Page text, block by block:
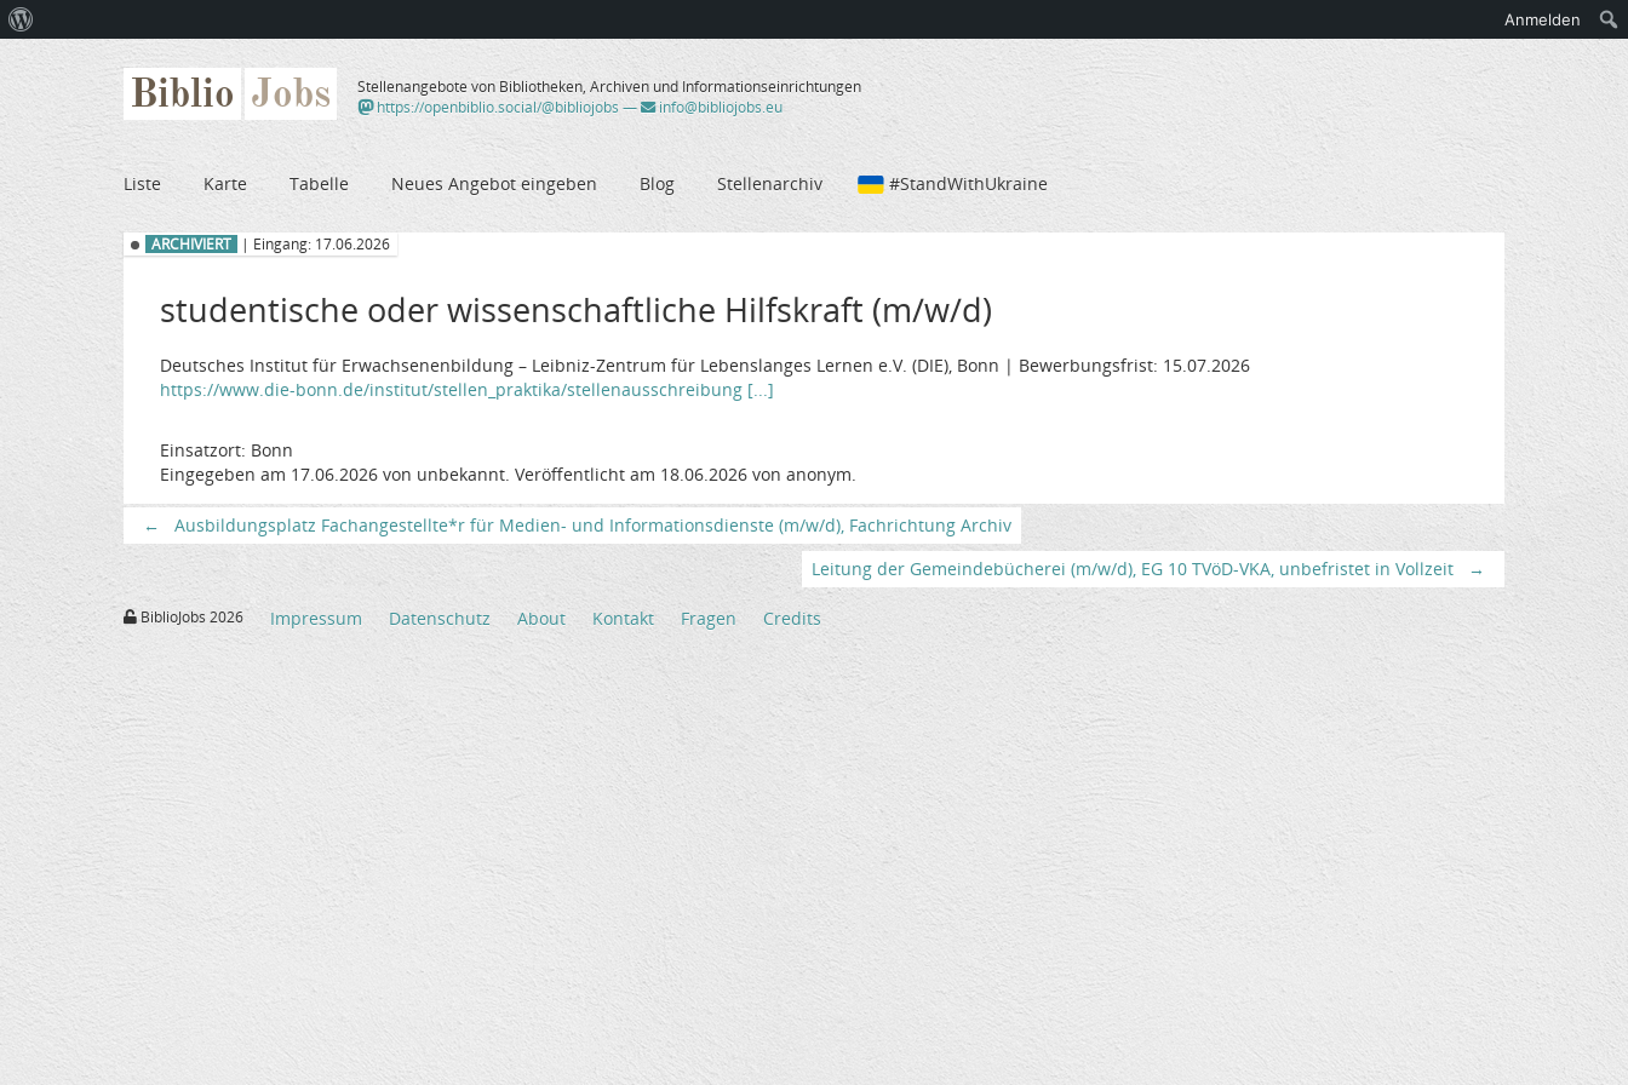
Biblio Jobs
Stellenangebote von Bibliotheken, Archiven und Informationseinrichtungen
https://openbiblio.social/@bibliojobs — info@bibliojobs.eu
Liste Karte Tabelle Neues Angebot eingeben Blog Stellenarchiv #StandWithUkraine
ARCHIVIERT | Eingang: 17.06.2026
studentische oder wissenschaftliche Hilfskraft (m/w/d)
Deutsches Institut für Erwachsenenbildung – Leibniz-Zentrum für Lebenslanges Lernen e.V. (DIE), Bonn | Bewerbungsfrist: 15.07.2026
https://www.die-bonn.de/institut/stellen_praktika/stellenausschreibung [...]
Einsatzort: Bonn
Eingegeben am 17.06.2026 von unbekannt. Veröffentlicht am 18.06.2026 von anonym.
←
Ausbildungsplatz Fachangestellte*r für Medien- und Informationsdienste (m/w/d), Fachrichtung Archiv
Leitung der Gemeindebücherei (m/w/d), EG 10 TVöD-VKA, unbefristet in Vollzeit
→
BiblioJobs 2026 Impressum Datenschutz About Kontakt Fragen Credits
WordPress
Anmelden